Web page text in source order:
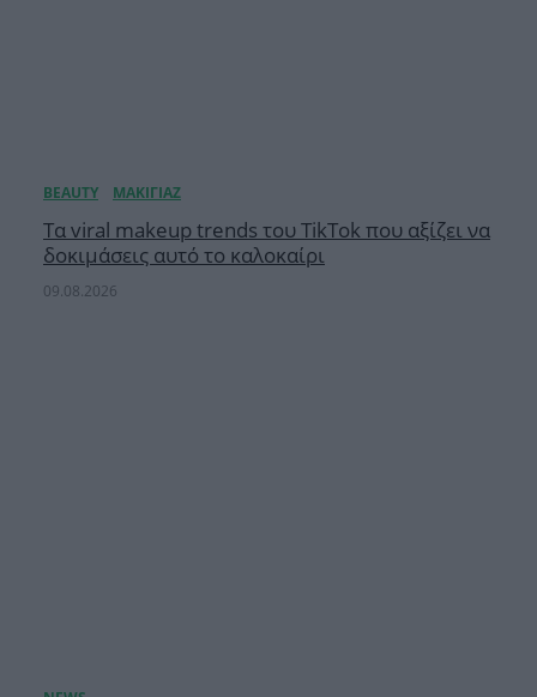
Τα viral makeup trends του TikTok που αξίζει να
δοκιμάσεις αυτό το καλοκαίρι
09.08.2026